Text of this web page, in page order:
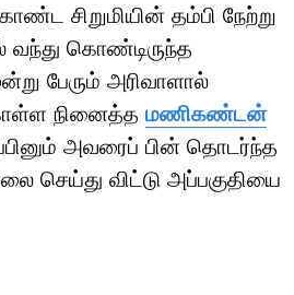
சிறுமியின் தம்பி நேற்று
வந்து கொண்டிருந்த
பேரும் அரிவாளால்
நினைத்த மணிகண்டன்
அவரைப் பின் தொடர்ந்த
செய்து விட்டு அப்பகுதியை